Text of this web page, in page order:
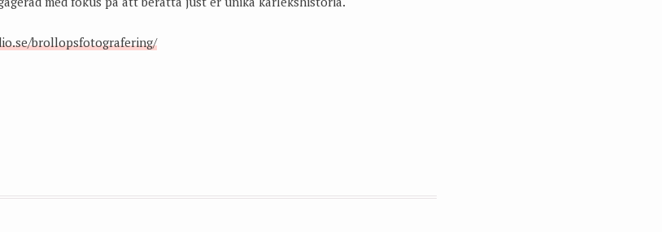
brollopsfotografering/